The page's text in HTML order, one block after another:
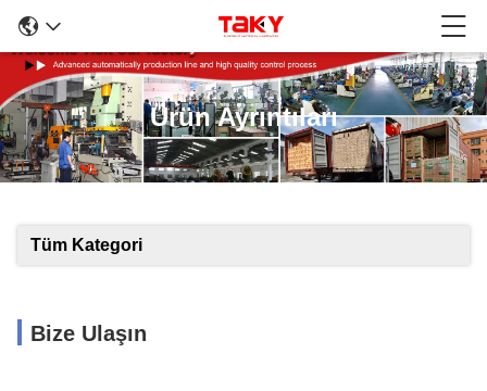
Ürün Ayrıntıları
Tüm Kategori
Bize Ulaşın